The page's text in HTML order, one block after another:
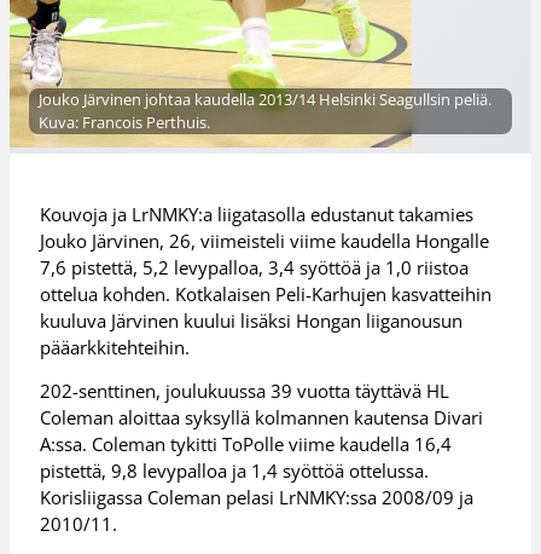
Jouko Järvinen johtaa kaudella 2013/14 Helsinki Seagullsin peliä.
Kuva: Francois Perthuis.
Kouvoja ja LrNMKY:a liigatasolla edustanut takamies
Jouko Järvinen, 26, viimeisteli viime kaudella Hongalle
7,6 pistettä, 5,2 levypalloa, 3,4 syöttöä ja 1,0 riistoa
ottelua kohden. Kotkalaisen Peli-Karhujen kasvatteihin
kuuluva Järvinen kuului lisäksi Hongan liiganousun
pääarkkitehteihin.
202-senttinen, joulukuussa 39 vuotta täyttävä HL
Coleman aloittaa syksyllä kolmannen kautensa Divari
A:ssa. Coleman tykitti ToPolle viime kaudella 16,4
pistettä, 9,8 levypalloa ja 1,4 syöttöä ottelussa.
Korisliigassa Coleman pelasi LrNMKY:ssa 2008/09 ja
2010/11.